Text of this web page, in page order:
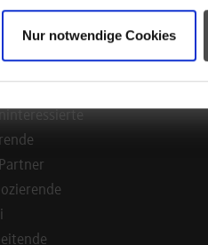
Nur notwendige Cookies
für